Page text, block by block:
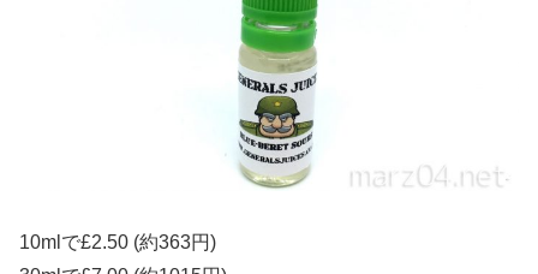
10mlで£2.50 (約363円)